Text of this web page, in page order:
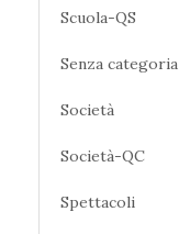
Scuola-QS
Senza categoria
Società
Società-QC
Spettacoli